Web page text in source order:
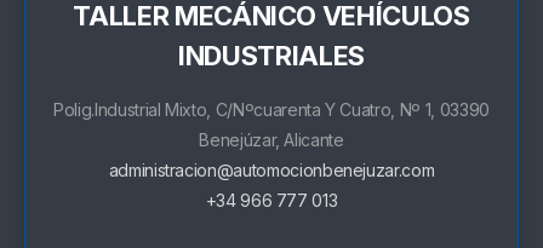
TALLER MECÁNICO VEHÍCULOS
INDUSTRIALES
Polig.Industrial Mixto, C/Nºcuarenta Y Cuatro, Nº 1, 03390
Benejúzar, Alicante
administracion@automocionbenejuzar.com
+34 966 777 013